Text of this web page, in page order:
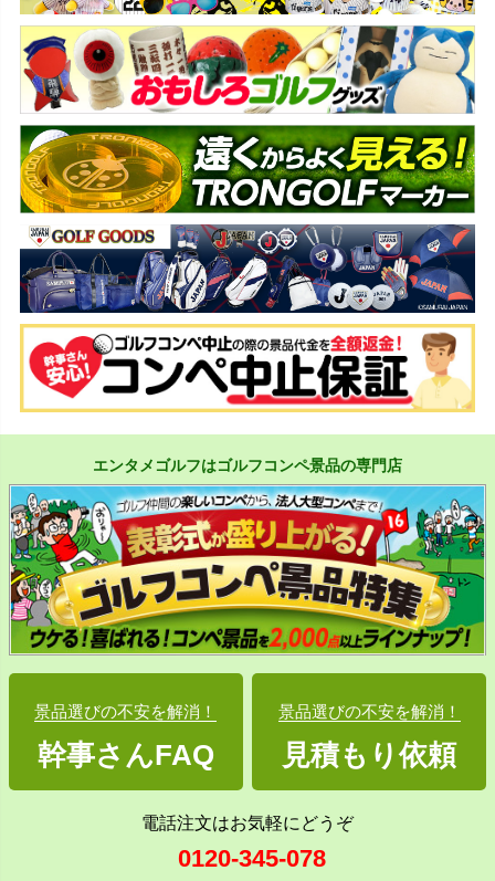
エンタメゴルフはゴルフコンペ景品の専門店
景品選びの不安を解消！
幹事さんFAQ
景品選びの不安を解消！
見積もり依頼
電話注文はお気軽にどうぞ
0120-345-078